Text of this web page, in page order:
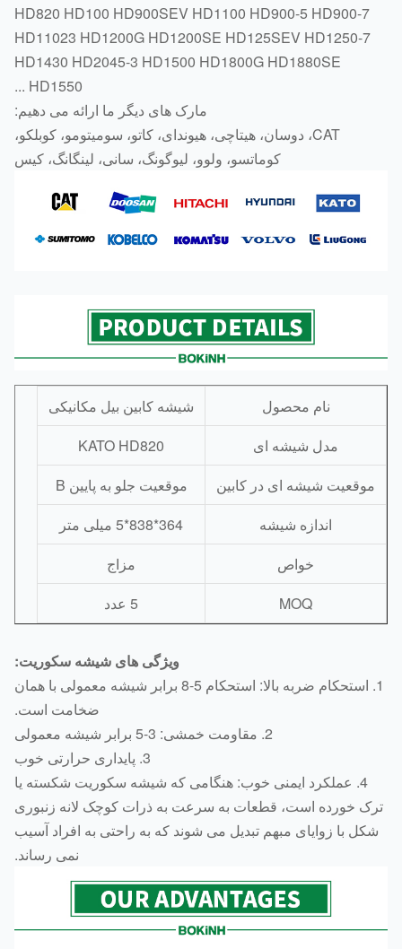
HD820 HD100 HD900SEV HD1100 HD900-5 HD900-7
HD11023 HD1200G HD1200SE HD125SEV HD1250-7
HD1430 HD2045-3 HD1500 HD1800G HD1880SE
HD1550
...
مارک های دیگر ما ارائه می دهیم:
CAT، دوسان، هیتاچی، هیوندای، کاتو، سومیتومو، کوبلکو،
کوماتسو، ولوو، لیوگونگ، سانی، لینگانگ، کیس
نام محصول
شیشه کابین بیل مکانیکی
مدل شیشه ای
KATO HD820
شیشه ای در کابین
موقعیت جلو به پایین B
اندازه شیشه
خواص
MOQ
ویژگی های شیشه سکوریت:
1. استحکام ضربه بالا: استحکام 5-8 برابر شیشه معمولی با همان
ضخامت است.
4. عملکرد ایمنی خوب: هنگامی که شیشه سکوریت شکسته یا
خورده است، قطعات به سرعت به ذرات کوچک لانه زنبوری
با زوایای مبهم تبدیل می شوند که به راحتی به افراد آسیب
نمی رساند.